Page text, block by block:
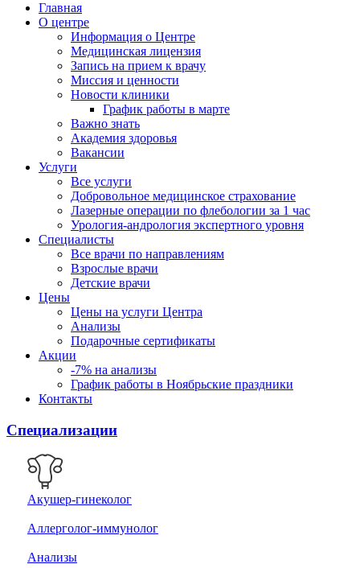
Главная
О центре
Информация о Центре
Медицинская лицензия
Запись на прием к врачу
Миссия и ценности
Новости клиники
График работы в марте
Важно знать
Академия здоровья
Вакансии
Услуги
Все услуги
Добровольное медицинское страхование
Лазерные операции по флебологии за 1 час
Урология-андрология экспертного уровня
Специалисты
Все врачи по направлениям
Взрослые врачи
Детские врачи
Цены
Цены на услуги Центра
Анализы
Подарочные сертификаты
Акции
-7% на анализы
График работы в Ноябрьские праздники
Контакты
Специализации
Акушер-гинеколог
Аллерголог-иммунолог
Анализы